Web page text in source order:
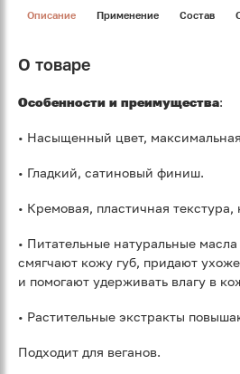
Описание Применение Состав
О товаре
Особенности и преимущества:
• Насыщенный цвет,
• Гладкий, сатиновый финиш.
• Кремовая, пластичная
• Питательные натуральные
смягчают кожу губ, придают
и помогают удерживать влагу в
• Растительные экстракты
Подходит для веганов.